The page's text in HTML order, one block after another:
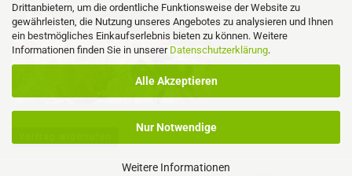
Drittanbietern, um die ordentliche Funktionsweise der Website zu
gewährleisten, die Nutzung unseres Angebotes zu analysieren und Ihnen
ein bestmögliches Einkaufserlebnis bieten zu können. Weitere
Informationen finden Sie in unserer Datenschutzerklärung.
Alle Akzeptieren
Nur Notwendige
Weitere Informationen